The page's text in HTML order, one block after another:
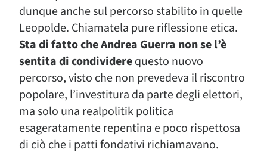
dunque anche sul percorso stabilito in quelle
Leopolde. Chiamatela pure riflessione etica.
Sta di fatto che Andrea Guerra non se l’è
sentita di condividerequesto nuovo
percorso, visto che non prevedeva il riscontro
popolare, l’investitura da parte degli elettori,
ma solo una realpolitik politica
esageratamente repentina e poco rispettosa
di ciò che i patti fondativi richiamavano.